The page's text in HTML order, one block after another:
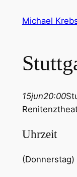
Michael
15jun20:00
Uhrzeit
(Donnerstag)